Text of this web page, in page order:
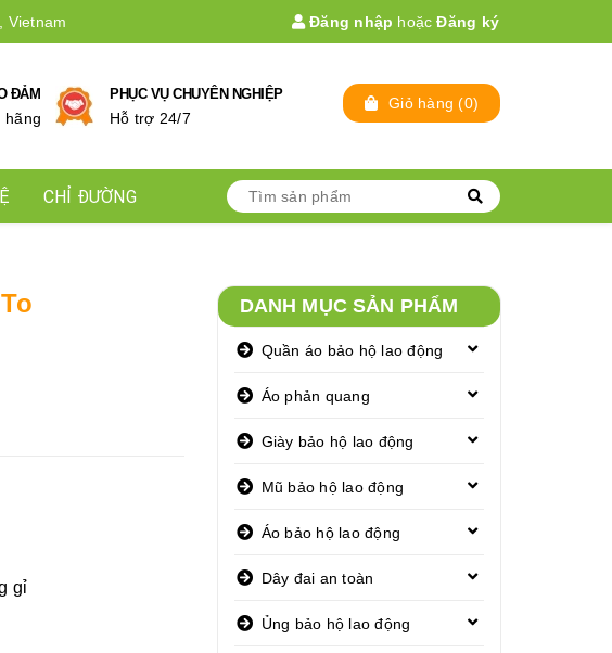
Vietnam Đăng nhập hoặc Đăng ký
ĐẢM
hãng
PHỤC VỤ CHUYÊN NGHIỆP
Hỗ trợ 24/7
Giỏ hàng (0)
CHỈ ĐƯỜNG
gỉ
DANH MỤC SẢN PHẨM
Quần áo bảo hộ lao động
Áo phản quang
Giày bảo hộ lao động
Mũ bảo hộ lao động
Áo bảo hộ lao động
Dây đai an toàn
Ủng bảo hộ lao động